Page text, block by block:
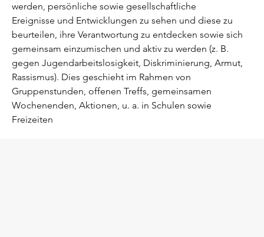
werden, persönliche sowie gesellschaftliche
Ereignisse und Entwicklungen zu sehen und diese zu
beurteilen, ihre Verantwortung zu entdecken sowie sich
gemeinsam einzumischen und aktiv zu werden (z. B.
gegen Jugendarbeitslosigkeit, Diskriminierung, Armut,
Rassismus). Dies geschieht im Rahmen von
Gruppenstunden, offenen Treffs, gemeinsamen
Wochenenden, Aktionen, u. a. in Schulen sowie
Freizeiten